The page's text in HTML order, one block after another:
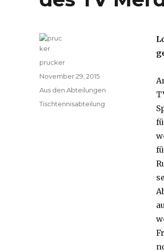
Autor
prucker
Veröffentlicht
am
November 29, 2015
Kategorien
Aus den Abteilungen
Schlagwörter
Tischtennisabteilung